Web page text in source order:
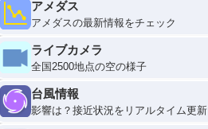
アメダス
アメダスの最新情報をチェック
ライブカメラ
全国2500地点の空の様子
台風情報
影響は？接近状況をリアルタイム更新